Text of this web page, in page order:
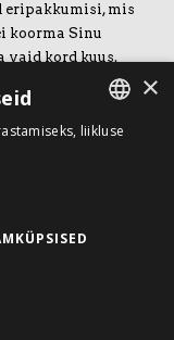
eripakkumisi, mis
koorma Sinu
vaid kord kuus.
Tallinn
×
liikluse